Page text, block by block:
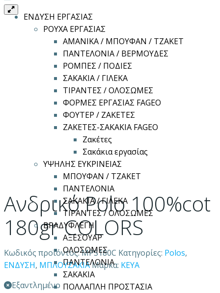
ΕΝΔΥΣΗ ΕΡΓΑΣΙΑΣ
ΡΟΥΧΑ ΕΡΓΑΣΙΑΣ
ΑΜΑΝΙΚΑ / ΜΠΟΥΦΑΝ / ΤΖΑΚΕΤ
ΠΑΝΤΕΛΟΝΙΑ / ΒΕΡΜΟΥΔΕΣ
ΡΟΜΠΕΣ / ΠΟΔΙΕΣ
ΣΑΚΑΚΙΑ / ΓΙΛΕΚΑ
ΤΙΡΑΝΤΕΣ / ΟΛΟΣΩΜΕΣ
ΦΟΡΜΕΣ ΕΡΓΑΣΙΑΣ FAGEO
ΦΟΥΤΕΡ / ΖΑΚΕΤΕΣ
ΖΑΚΕΤΕΣ-ΣΑΚΑΚΙΑ FAGEO
Ζακέτες
Σακάκια εργασίας
ΥΨΗΛΗΣ ΕΥΚΡΙΝΕΙΑΣ
ΜΠΟΥΦΑΝ / ΤΖΑΚΕΤ
ΠΑΝΤΕΛΟΝΙΑ
ΣΑΚΑΚΙΑ / ΓΙΛΕΚΑ
ΤΙΡΑΝΤΕΣ / ΟΛΟΣΩΜΕΣ
ΒΡΑΔΥΦΛΕΓΗ
ΑΞΕΣΟΥΑΡ
ΟΛΟΣΩΜΕΣ
ΠΑΝΤΕΛΟΝΙΑ
ΣΑΚΑΚΙΑ
ΠΟΛΛΑΠΛΗ ΠΡΟΣΤΑΣΙΑ
Ανδρικό Polo 100%cot
180gr COLORS
Κωδικός προϊόντος:MPS180C Κατηγορίες: Polos,
ΕΝΔΥΣΗ, ΜΠΛΟΥΖΑΚΙΑ Μάρκα: KEYA
Εξαντλημένο